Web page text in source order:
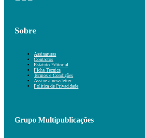
Sobre
Assinaturas
Contactos
Estatuto Editorial
Ficha Técnica
Termos e Condições
Assine a newsletter
Política de Privacidade
Grupo Multipublicações